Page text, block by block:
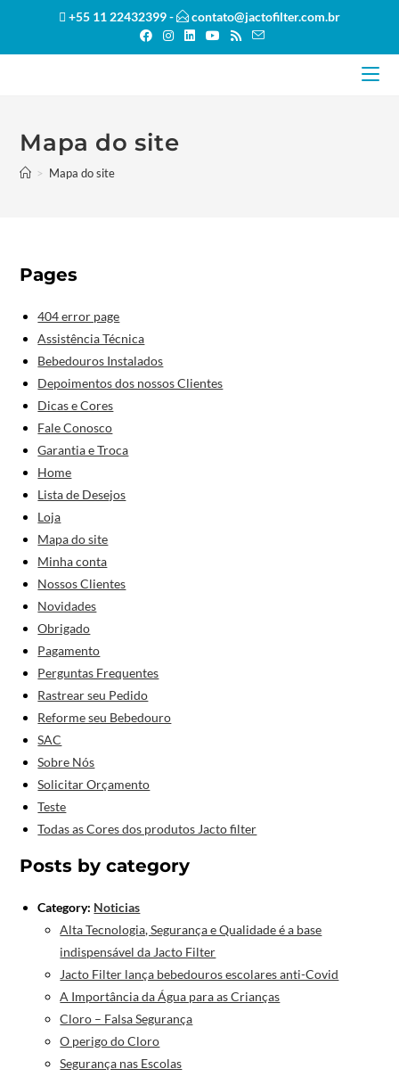
o
+55 11 22432399 - contato@jactofilter.com.br
Mapa do site
> Mapa do site
Pages
404 error page
Assistência Técnica
Bebedouros Instalados
Depoimentos dos nossos Clientes
Dicas e Cores
Fale Conosco
Garantia e Troca
Home
Lista de Desejos
Loja
Mapa do site
Minha conta
Nossos Clientes
Novidades
Obrigado
Pagamento
Perguntas Frequentes
Rastrear seu Pedido
Reforme seu Bebedouro
SAC
Sobre Nós
Solicitar Orçamento
Teste
Todas as Cores dos produtos Jacto filter
Posts by category
Category: Noticias
Alta Tecnologia, Segurança e Qualidade é a base
indispensável da Jacto Filter
Jacto Filter lança bebedouros escolares anti-Covid
A Importância da Água para as Crianças
Cloro – Falsa Segurança
O perigo do Cloro
Segurança nas Escolas